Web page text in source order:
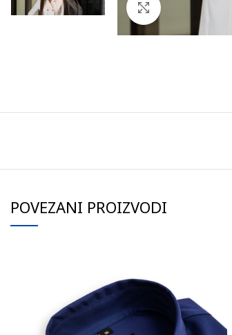
Click to enlarge
POVEZANI PROIZVODI